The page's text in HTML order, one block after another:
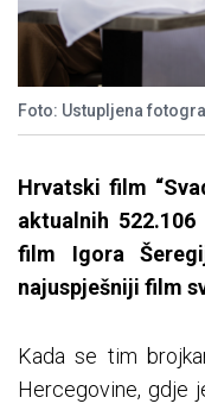
Foto: Ustupljena
Hrvatski film
aktualnih
film Igora
najuspješniji film
Kada se tim
Hercegovine, gdje